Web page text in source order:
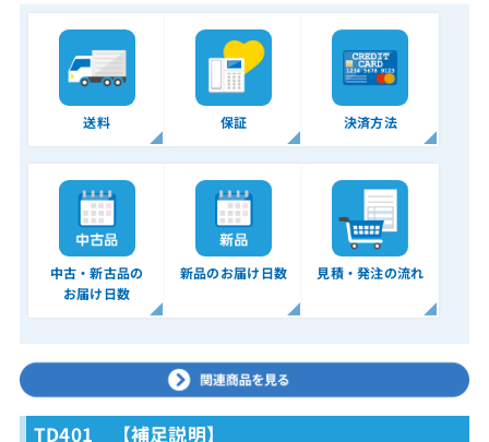
送料 保証 決済方法
中古・新古品の
お届け日数
新品のお届け日数 見積・発注の流れ
TD401 【補足説明】